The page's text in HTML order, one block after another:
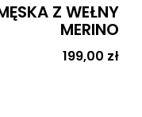
Z WEŁNY
MERINO
Cena
199,00 zł